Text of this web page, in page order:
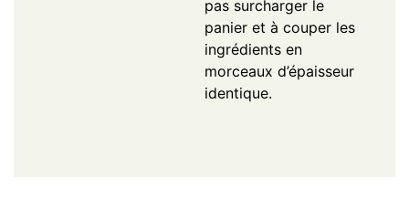
pas surcharger le
panier et à couper les
ingrédients en
morceaux d’épaisseur
identique.